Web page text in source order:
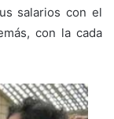
salarios con el
con la cada